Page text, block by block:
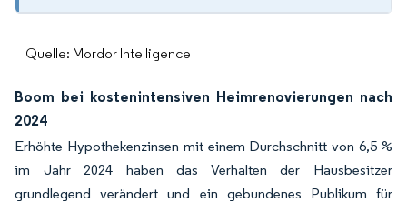
Quelle: Mordor Intelligence
Boom bei kostenintensiven Heimrenovierungen nach
2024
Erhöhte Hypothekenzinsen mit einem Durchschnitt von 6,5 %
im Jahr 2024 haben das Verhalten der Hausbesitzer
grundlegend verändert und ein gebundenes Publikum für